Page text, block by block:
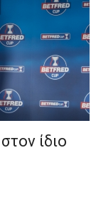
ίδιο